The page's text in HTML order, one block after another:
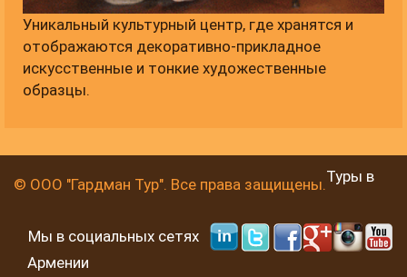
Уникальный культурный центр, где хранятся и
отображаются декоративно-прикладное
искусственные и тонкие художественные
образцы.
© ООО "Гардман Тур". Все права защищены.
Мы в социальных сетях
Туры в
Армении